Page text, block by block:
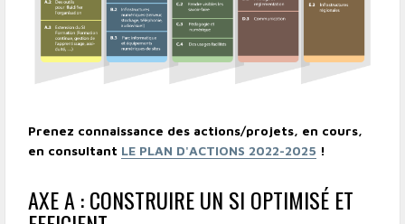
Prenez connaissance des actions/projets, en cours,
en consultant LE PLAN D'ACTIONS 2022-2025 !
AXE A : CONSTRUIRE UN SI OPTIMISÉ ET